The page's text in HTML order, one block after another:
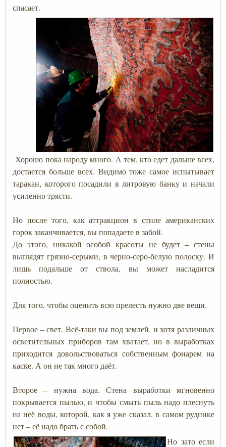
спасает.
Хорошо пока народу много. А тем, кто едет дальше всех,
достается больше всех. Видимо тоже самое испытывает
таракан, которого посадили в литровую банку и начали
усиленно трясти.
Но после того, как аттракцион в стиле американских
горок заканчивается, вы попадаете в забой.
До этого, никакой особой красоты не будет – стены
выглядят грязно-серыми, в черно-серо-белую полоску. И
лишь подальше от ствола, вы может насладится
полностью.
Для того, чтобы оценить всю прелесть нужно две вещи.
Первое – свет. Всё-таки вы под землей, и хотя различных
осветительных приборов там хватает, но в выработках
приходится довольствоваться собственным фонарем на
каске. А он не так много даёт.
Второе – нужна вода. Стена выработки мгновенно
покрывается пылью, и чтобы смыть пыль надо плеснуть
на неё воды, которой, как я уже сказал, в самом руднике
нет – её надо брать с собой.
Но зато если